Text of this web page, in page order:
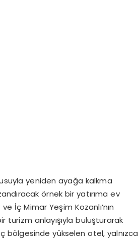
yeniden ayağa kalkma
örnek bir yatırıma ev
İç Mimar Yeşim Kozanlı’nın
turizm anlayışıyla buluşturarak
bölgesinde yükselen otel, yalnızca